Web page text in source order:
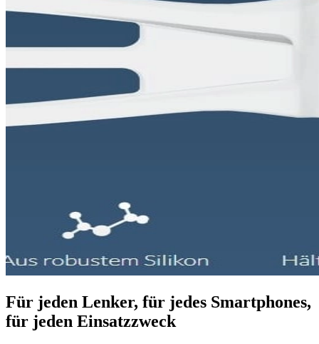
Für jeden Lenker, für jedes Smartphones,
für jeden Einsatzzweck